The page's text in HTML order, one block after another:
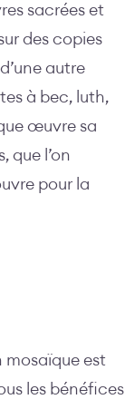
sacrées et
des copies
autre
à bec, luth,
œuvre sa
que l’on
pour la
mosaïque est
les bénéfices